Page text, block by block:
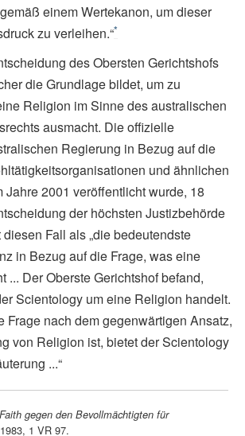
einem Wertekanon, um dieser
zu verleihen.“*
des Obersten Gerichtshofs
die Grundlage bildet, um zu
Religion im Sinne des australischen
ausmacht. Die offizielle
Regierung in Bezug auf die
und ähnlichen
Jahre 2001 veröffentlicht wurde, 18
der höchsten Justizbehörde
Fall als „die bedeutendste
in Bezug auf die Frage, was eine
... Der Oberste Gerichtshof befand,
Scientology um eine Religion handelt.
Frage nach dem gegenwärtigen Ansatz,
von Religion ist, bietet der Scientology
...“
gegen den Bevollmächtigten für
1983, 1 VR 97.